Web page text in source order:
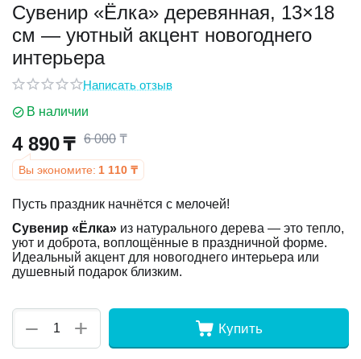
Сувенир «Ёлка» деревянная, 13×18
см — уютный акцент новогоднего
интерьера
Написать отзыв
В наличии
4 890₸ 6 000 ₸
Вы экономите: 1 110 ₸
Пусть праздник начнётся с мелочей!
Сувенир «Ёлка» из натурального дерева — это тепло,
уют и доброта, воплощённые в праздничной форме.
Идеальный акцент для новогоднего интерьера или
душевный подарок близким.
+
− Купить